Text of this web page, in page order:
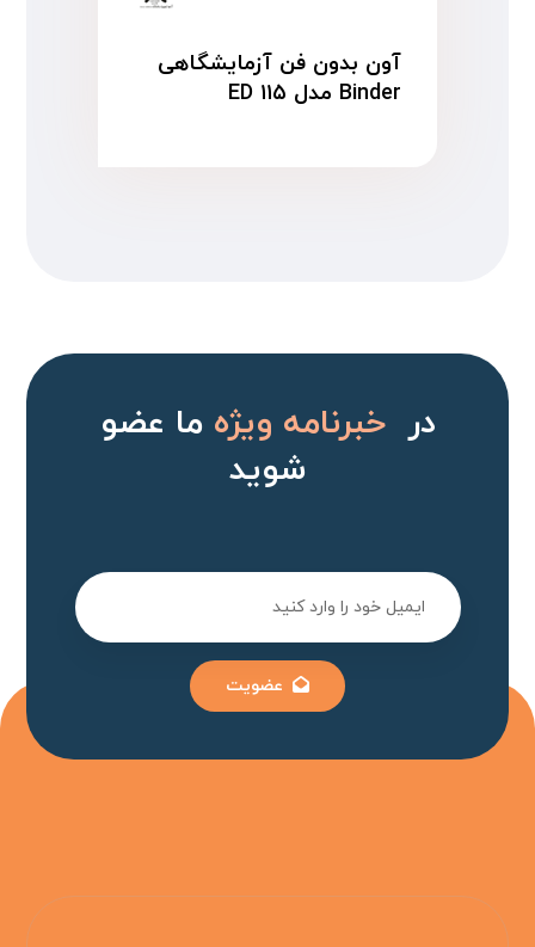
آون بدون فن آزمایشگاهی
Binder مدل ED ۱۱۵
درخبرنامه ویژهما عضو
شوید
عضویت